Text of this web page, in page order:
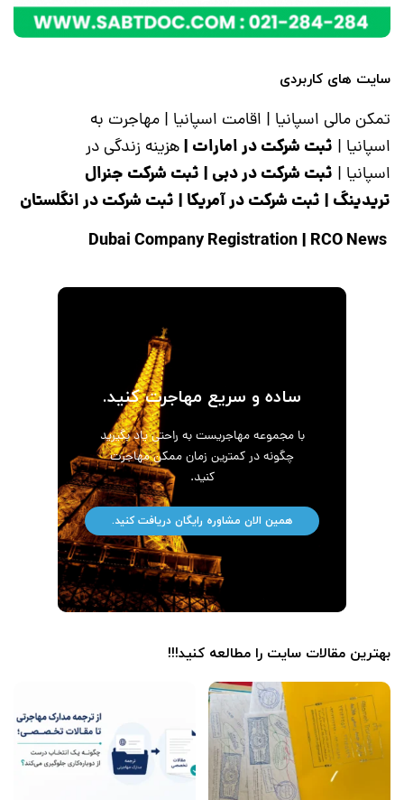
سایت های کاربردی
تمکن مالی اسپانیا | اقامت اسپانیا | مهاجرت به
اسپانیا | ثبت شرکت در امارات |هزینه زندگی در
اسپانیا | ثبت شرکت در دبی | ثبت شرکت جنرال
تریدینگ | ثبت شرکت در آمریکا | ثبت شرکت در انگلستان
| RCO News
ساده و سریع مهاجرت کنید.
با مجموعه مهاجریست به راحتی یاد بگیرید
چگونه در کمترین زمان ممکن مهاجرت
کنید.
همین الان مشاوره رایگان دریافت کنید.
بهترین مقالات سایت را مطالعه کنید!!!